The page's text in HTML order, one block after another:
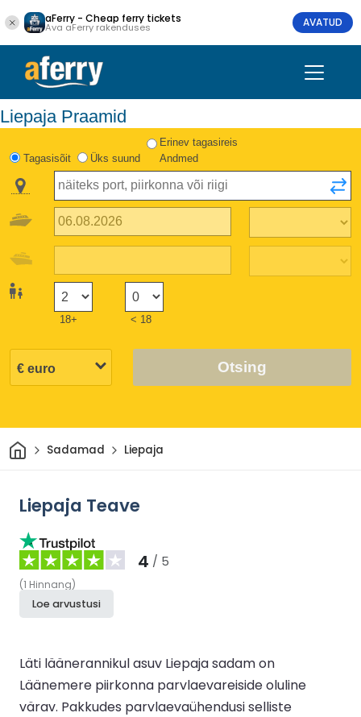
aFerry - Cheap ferry tickets
Ava aFerry rakenduses AVATUD
Liepaja Praamid
Tagasisõit Üks suund
Erinev tagasireis
Andmed
18+ < 18
Otsing
Avaleht
Sadamad Liepaja
Liepaja Teave
4 / 5
(1 Hinnang)
Loe arvustusi
Läti läänerannikul asuv Liepaja sadam on
Läänemere piirkonna parvlaevareiside oluline
värav. Pakkudes parvlaevaühendusi selliste